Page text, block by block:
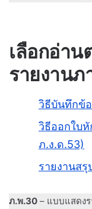
เลือกอ่า
รายงานภ
วิธีบันทึกข้
วิธีออกใบ
ภ.ง.ด.53)
รายงานส
ภ.พ.30 – แบบแสดง